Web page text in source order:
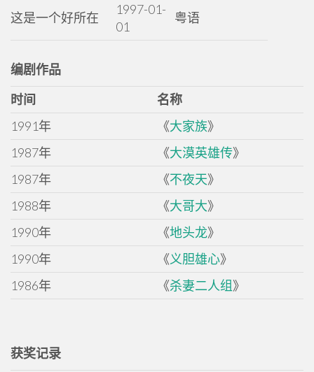
这是一个好所在
1997-01-
01
粤语
编剧作品
时间
名称
1991年
《大家族》
1987年
《大漠英雄传》
1987年
《不夜天》
1988年
《大哥大》
1990年
《地头龙》
1990年
《义胆雄心》
1986年
《杀妻二人组》
获奖记录